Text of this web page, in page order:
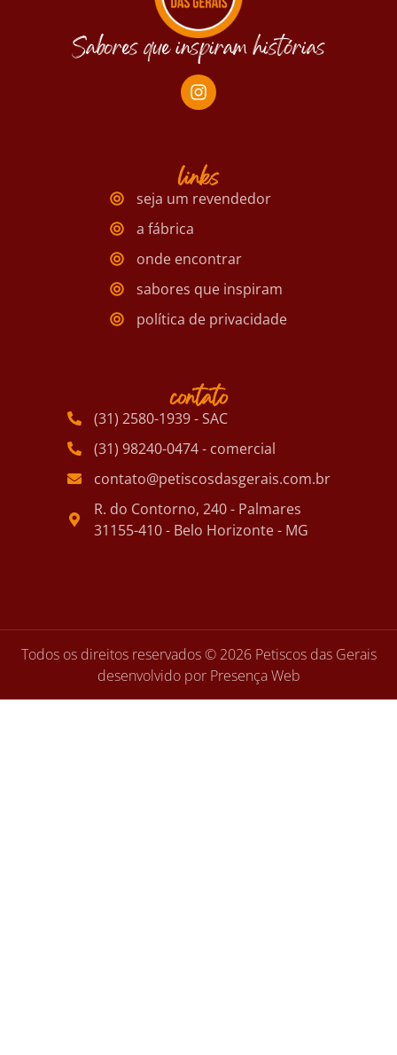
Sabores que inspiram histórias
links
seja um revendedor
a fábrica
onde encontrar
sabores que inspiram
política de privacidade
contato
(31) 2580-1939 - SAC
(31) 98240-0474 - comercial
contato@petiscosdasgerais.com.br
R. do Contorno, 240 - Palmares
31155-410 - Belo Horizonte - MG
Todos os direitos reservados © 2026 Petiscos das Gerais
desenvolvido por Presença Web